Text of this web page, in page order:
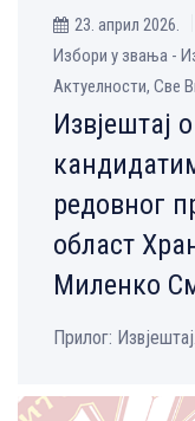
23. април 2026.
Избори у звања -
Aктуелности, Све
Извјештај
редовног
област
Миленко
Прилог: